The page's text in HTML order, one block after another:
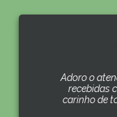
Adoro o
recebidas
carinho de